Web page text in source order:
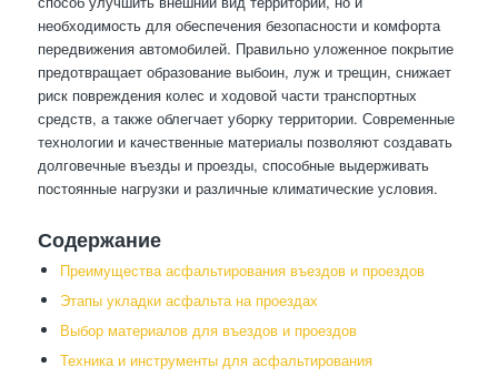
необходимость для обеспечения безопасности и комфорта
передвижения автомобилей. Правильно уложенное покрытие
предотвращает образование выбоин, луж и трещин, снижает
риск повреждения колес и ходовой части транспортных
средств, а также облегчает уборку территории. Современные
технологии и качественные материалы позволяют создавать
долговечные въезды и проезды, способные выдерживать
постоянные нагрузки и различные климатические условия.
Содержание
Преимущества асфальтирования въездов и проездов
Этапы укладки асфальта на проездах
Выбор материалов для въездов и проездов
Техника и инструменты для асфальтирования